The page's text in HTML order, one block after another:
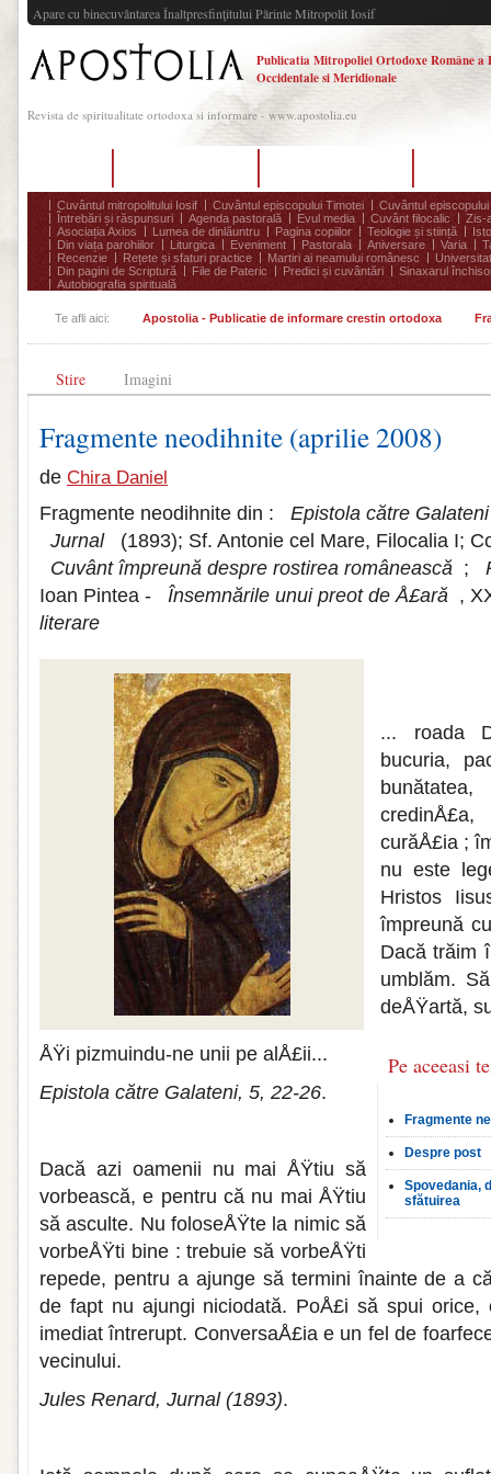
Apare cu binecuvântarea Înaltpresfinţitului Părinte Mitropolit Iosif
Publicatia Mitropoliei Ortodoxe Române a
Occidentale si Meridionale
Revista de spiritualitate ortodoxa si informare - www.apostolia.eu
Cuvântul mitropolitului Iosif Cuvântul episcopului Timotei
Cuvântul episcopului
Întrebări și răspunsuri
Agenda pastorală Evul media Cuvânt filocalic
Zis-
Asociația Axios
Lumea de dinlăuntru Pagina copiilor Teologie și stiință
Din viața parohiilor
Liturgica Eveniment Pastorala Aniversare Varia
Recenzie
Rețete și sfaturi practice Martiri ai neamului românesc
Din pagini de Scriptură
File de Pateric Predici și cuvântări
Sinaxarul
Autobiografia spirituală
Te afli aici: Apostolia - Publicatie de informare crestin ortodoxa
Stire Imagini
Fragmente neodihnite (aprilie 2008)
de Chira Daniel
Fragmente neodihnite din :
Epistola către Galateni
Jurnal
(1893); Sf. Antonie cel Mare, Filocalia I;
Cuvânt împreună despre rostirea românească ;
Ioan Pintea -
Însemnările unui preot de Å£ară ,
literare
Pe aceeasi
Fragmente
Despre post
Spovedania,
sfătuirea
... roada
bucuria,
credinÅ£a,
curăÅ£ia ;
nu este
Hristos
împreună
Dacă trăim
umblăm.
deÅŸartă,
ÅŸi pizmuindu-ne unii pe alÅ£ii...
Epistola către Galateni, 5, 22-26.
Dacă azi oamenii nu mai ÅŸtiu să
vorbească, e pentru că nu mai ÅŸtiu
să asculte. Nu foloseÅŸte la nimic să
vorbeÅŸti bine : trebuie să vorbeÅŸti
repede, pentru a ajunge să termini înainte de a
de fapt nu ajungi niciodată. PoÅ£i să spui
imediat întrerupt. ConversaÅ£ia e un fel de
vecinului.
Jules Renard, Jurnal (1893).